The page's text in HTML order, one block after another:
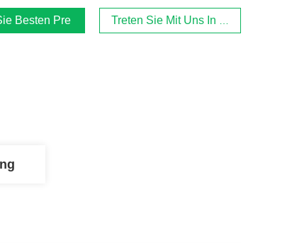
Besten Preis Treten Sie Mit Uns In Verbindung